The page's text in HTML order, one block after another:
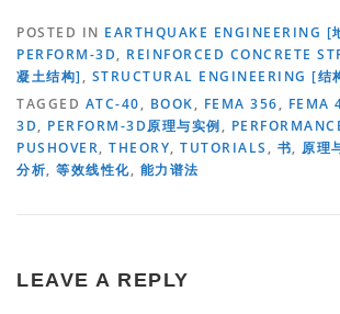
POSTED IN EARTHQUAKE ENGINEERING [
PERFORM-3D, REINFORCED CONCRETE
凝土结构] , STRUCTURAL ENGINEERING [结
TAGGED ATC-40, BOOK, FEMA 356, FEMA
3D, PERFORM-3D原理与实例,
PUSHOVER, THEORY, TUTORIALS , 书, 原理
分析, 等效线性化, 能力谱法
LEAVE A REPLY